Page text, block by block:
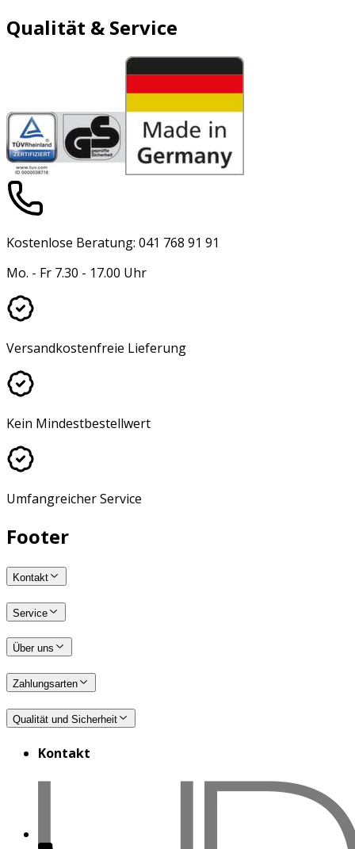
Qualität & Service
Kostenlose Beratung: 041 768 91 91
Mo. - Fr 7.30 - 17.00 Uhr
Versandkostenfreie Lieferung
Kein Mindestbestellwert
Umfangreicher Service
Footer
Kontakt
Service
Über uns
Zahlungsarten
Qualität und Sicherheit
Kontakt